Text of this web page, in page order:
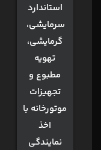
استاندارد
سرمایشی،
گرمایشی،
تهویه
مطبوع و
تجهیزات
موتورخانه با
اخذ
نمایندگی